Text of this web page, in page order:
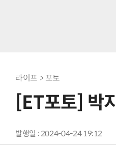
라이프 > 포토
[ET포토] 박
발행일 : 2024-04-24 19:12